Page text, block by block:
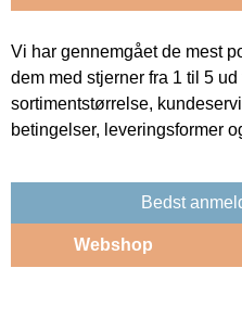
Vi har gennemgået de mest
dem med stjerner fra 1 til 5
sortimentstørrelse,
betingelser, leveringsformer
Bedst
Webshop